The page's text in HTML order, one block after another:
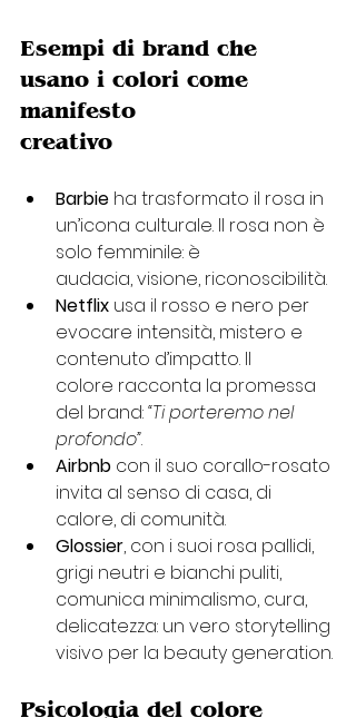
Esempi di brand che
usano i colori come
manifesto
creativo
Barbie ha trasformato il rosa in
un’icona culturale. Il rosa non è
solo femminile: è
audacia, visione, riconoscibilità.
Netflix usa il rosso e nero per
evocare intensità, mistero e
contenuto d’impatto. Il
colore racconta la promessa
del brand: “Ti porteremo nel
profondo”.
Airbnb con il suo corallo-rosato
invita al senso di casa, di
calore, di comunità.
Glossier, con i suoi rosa pallidi,
grigi neutri e bianchi puliti,
comunica minimalismo, cura,
delicatezza: un vero storytelling
visivo per la beauty generation.
Psicologia del colore